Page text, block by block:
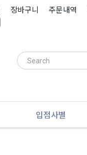
장바구니 주문내역
입점사별